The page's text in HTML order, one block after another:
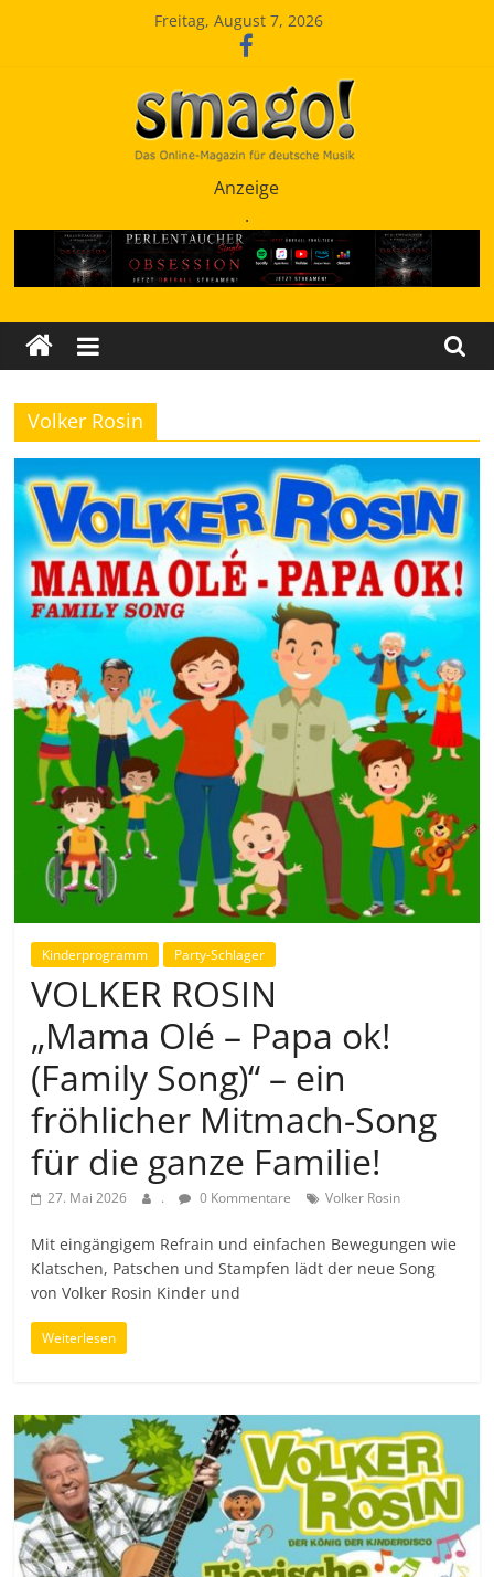
Freitag, August 7, 2026
SchlagerMAGazinOnline
Anzeige
.
Volker Rosin
Kinderprogramm Party-Schlager
VOLKER ROSIN
„Mama Olé – Papa ok!
(Family Song)“ – ein
fröhlicher Mitmach-Song
für die ganze Familie!
27. Mai 2026 . 0 Kommentare Volker Rosin
Mit eingängigem Refrain und einfachen Bewegungen wie
Klatschen, Patschen und Stampfen lädt der neue Song
von Volker Rosin Kinder und
Weiterlesen